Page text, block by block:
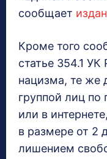
сообщает
Кроме того
статье 354.1
нацизма, те же
группой лиц по
или в
в размере от 2
лишением